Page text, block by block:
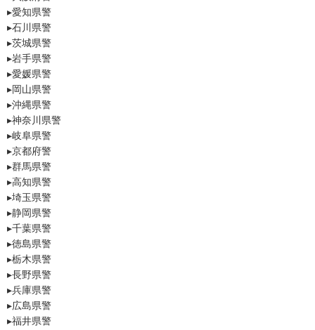
▸愛知県警
▸石川県警
▸茨城県警
▸岩手県警
▸愛媛県警
▸岡山県警
▸沖縄県警
▸神奈川県警
▸岐阜県警
▸京都府警
▸群馬県警
▸高知県警
▸埼玉県警
▸静岡県警
▸千葉県警
▸徳島県警
▸栃木県警
▸長野県警
▸兵庫県警
▸広島県警
▸福井県警